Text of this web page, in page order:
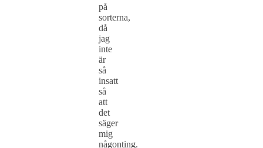
på
sorterna,
då
jag
inte
är
så
insatt
så
att
det
säger
mig
någonting.